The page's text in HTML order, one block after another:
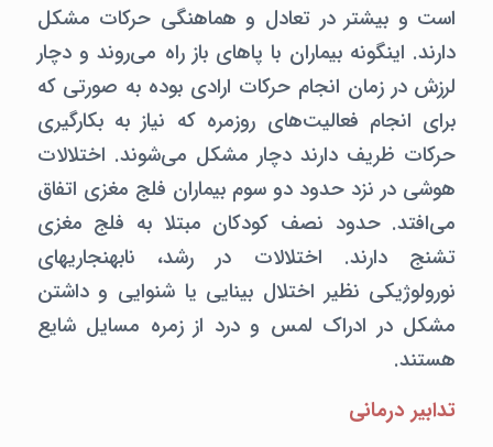
است و بیشتر در تعادل و هماهنگی حرکات مشکل
دارند. اینگونه بیماران با پاهای باز راه می‌روند و دچار
لرزش در زمان انجام حرکات ارادی بوده به صورتی که
برای انجام فعالیت‌های روزمره که نیاز به بکارگیری
حرکات ظریف دارند دچار مشکل می‌شوند. اختلالات
هوشی در نزد حدود دو سوم بیماران فلج مغزی اتفاق
می‌افتد. حدود نصف کودکان مبتلا به فلج مغزی
تشنج دارند. اختلالات در رشد، نابهنجاریهای
نورولوژیکی نظیر اختلال بینایی یا شنوایی و داشتن
مشکل در ادراک لمس و درد از زمره مسایل شایع
هستند.
تدابیر درمانی